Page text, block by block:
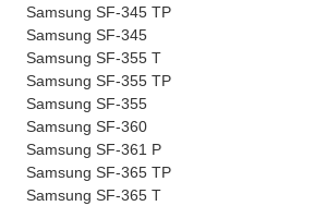
Samsung SF-345 TP
Samsung SF-345
Samsung SF-355 T
Samsung SF-355 TP
Samsung SF-355
Samsung SF-360
Samsung SF-361 P
Samsung SF-365 TP
Samsung SF-365 T